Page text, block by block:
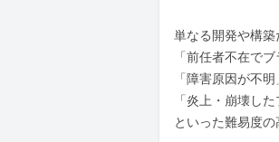
単なる開発や構築
「前任者不在で
「障害原因が不明
「炎上・崩壊し
といった難易度の